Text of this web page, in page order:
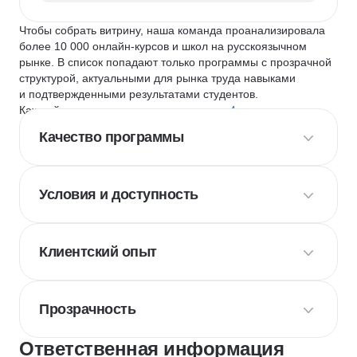
Чтобы собрать витрину, наша команда проанализировала
более 10 000 онлайн-курсов и школ на русскоязычном
рынке. В список попадают только программы с прозрачной
структурой, актуальными для рынка труда навыками
и подтвержденными результатами студентов.
Каждый курс и школу мы оцениваем по
4 критериям
Качество программы
Условия и доступность
Клиентский опыт
Прозрачность
Ответственная информация